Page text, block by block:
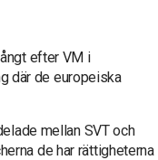
efter VM i
där de europeiska
mellan SVT och
de har rättigheterna